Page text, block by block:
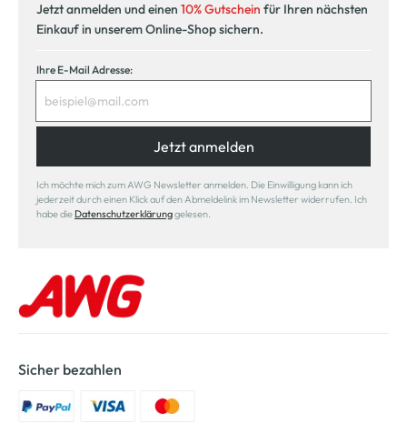
Jetzt anmelden und einen 10% Gutschein für Ihren nächsten
Einkauf in unserem Online-Shop sichern.
Ihre E-Mail Adresse:
Jetzt anmelden
Ich möchte mich zum AWG Newsletter anmelden. Die Einwilligung kann ich
jederzeit durch einen Klick auf den Abmeldelink im Newsletter widerrufen. Ich
habe die Datenschutzerklärunggelesen.
Sicher bezahlen